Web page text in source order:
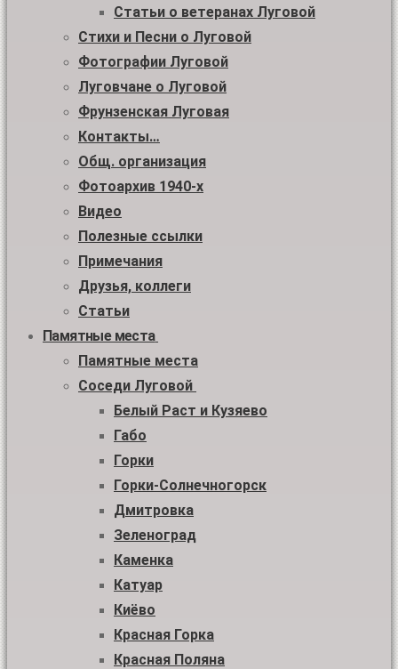
Статьи о ветеранах Луговой
Стихи и Песни о Луговой
Фотографии Луговой
Луговчане о Луговой
Фрунзенская Луговая
Контакты…
Общ. организация
Фотоархив 1940-х
Видео
Полезные ссылки
Примечания
Друзья, коллеги
Статьи
Памятные места
Памятные места
Соседи Луговой
Белый Раст и Кузяево
Габо
Горки
Горки-Солнечногорск
Дмитровка
Зеленоград
Каменка
Катуар
Киёво
Красная Горка
Красная Поляна